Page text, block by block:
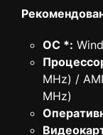
ОС *:
MHz) /
MHz)